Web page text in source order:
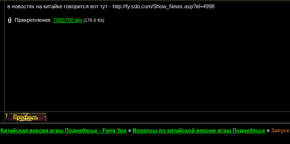
в новостях на китайке говорится вот тут - http://fy.sdo.com/Show_News.asp?id=4998
Прикрепления:7685790.jpg (179.6 Kb)
Китайская версия игры Поднебесье - Feng Yun » Вопросы по китайской версии игры Поднебесье » Запуск